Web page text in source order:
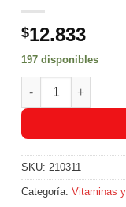
$12.833
197 disponibles
Glucerna Liquido
SKU:210311
Categoría:Vitaminas